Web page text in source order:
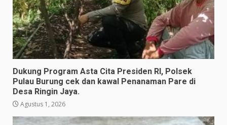
Dukung Program Asta Cita Presiden RI, Polsek
Pulau Burung cek dan kawal Penanaman Pare di
Desa Ringin Jaya.
Agustus 1, 2026